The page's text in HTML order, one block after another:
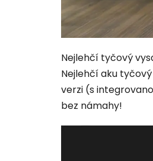
Nejlehčí tyčový
Nejlehčí aku tyčový
verzi (s
bez námahy!